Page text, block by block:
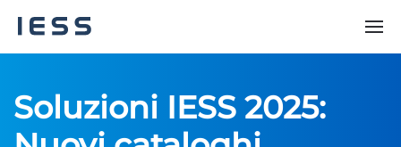
Soluzioni IESS 2025: